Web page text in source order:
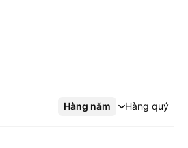
Hàng năm Hàng quý
Xem thêm